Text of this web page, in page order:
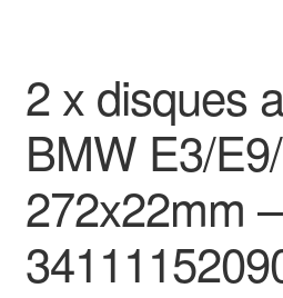
2 x disques
BMW E3/
272x22mm –